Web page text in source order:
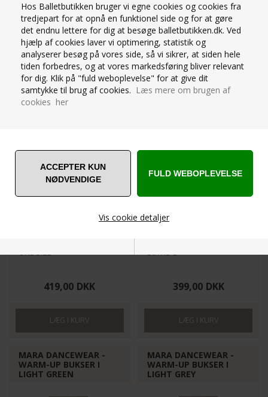
Hos Balletbutikken bruger vi egne cookies og cookies fra
tredjepart for at opnå en funktionel side og for at gøre
det endnu lettere for dig at besøge balletbutikken.dk. Ved
hjælp af cookies laver vi optimering, statistik og
analyserer besøg på vores side, så vi sikrer, at siden hele
tiden forbedres, og at vores markedsføring bliver relevant
for dig. Klik på "fuld weboplevelse" for at give dit
samtykke til brug af cookies. Læs mere om brugen af
cookies her
Vis cookie detaljer
MARA DANCEWEAR -
MESH WRAP
BALLETSKØRT I SVAG
ROSA
ONE SIZE
419,00 DKK
MARA DANCEWEAR -
WARM-UP BUKSER I
LIGHT BLUE
Str. XS-L
399,00 DKK
MARA DANCEWEAR -
WARM-UP BUKSER I
LIGHT GREEN
MARA DANCEWEAR -
WARM-UP BUKSER I
LIGHT GREY